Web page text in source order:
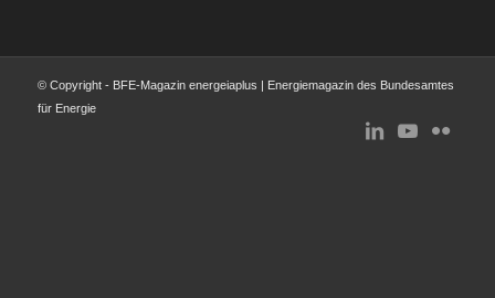
© Copyright - BFE-Magazin energeiaplus | Energiemagazin des Bundesamtes
für Energie